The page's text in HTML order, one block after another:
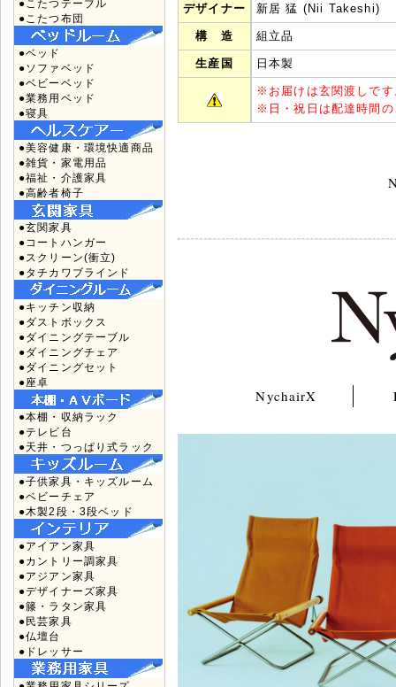
●こたつテーブル
●こたつ布団
●ベッド
●ソファベッド
●ベビーベッド
●業務用ベッド
●寝具
●美容健康・環境快適商品
●雑貨・家電用品
●福祉・介護家具
●高齢者椅子
●玄関家具
●コートハンガー
●スクリーン(衝立)
●タチカワブラインド
●キッチン収納
●ダストボックス
●ダイニングテーブル
●ダイニングチェア
●ダイニングセット
●座卓
●本棚・収納ラック
●テレビ台
●天井・つっぱり式ラック
●子供家具・キッズルーム
●ベビーチェア
●木製2段・3段ベッド
●アイアン家具
●カントリー調家具
●アジアン家具
●デザイナーズ家具
●籐・ラタン家具
●民芸家具
●仏壇台
●ドレッサー
デザイナー 新居 猛 (Nii Takeshi)
構 造 組立品
生産国 日本製
※ お届けは玄関渡しで
※ 日・祝日は配達時間
NychairX